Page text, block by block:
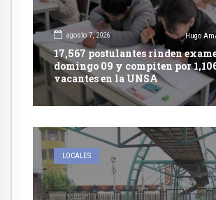
agosto 7, 2026 Hugo
17,567 postulantes rinden
domingo 09 y compiten por
vacantes en la UNSA
LOCALES